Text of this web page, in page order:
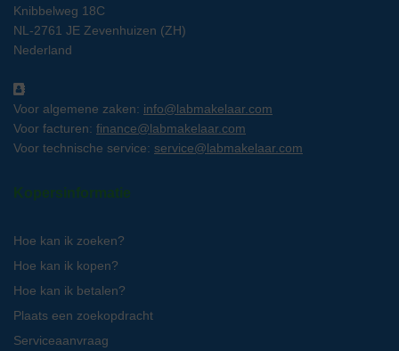
Knibbelweg 18C
NL-2761 JE Zevenhuizen (ZH)
Nederland
Voor algemene zaken: info@labmakelaar.com
Voor facturen: finance@labmakelaar.com
Voor technische service: service@labmakelaar.com
Kopersinformatie
Hoe kan ik zoeken?
Hoe kan ik kopen?
Hoe kan ik betalen?
Plaats een zoekopdracht
Serviceaanvraag